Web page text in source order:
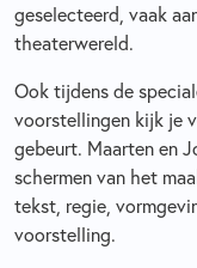
geselecteerd, vaak
theaterwereld.
Ook tijdens de
voorstellingen kijk je
gebeurt. Maarten en
schermen van het
tekst, regie,
voorstelling.